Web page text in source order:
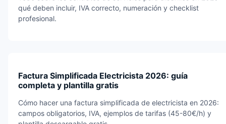
qué deben incluir, IVA correcto, numeración y checklist
profesional.
Factura Simplificada Electricista 2026: guía
completa y plantilla gratis
Cómo hacer una factura simplificada de electricista en 2026:
campos obligatorios, IVA, ejemplos de tarifas (45-80€/h) y